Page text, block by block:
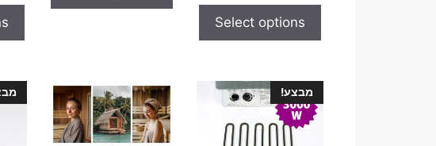
o
5
Select options
5
מבצע!